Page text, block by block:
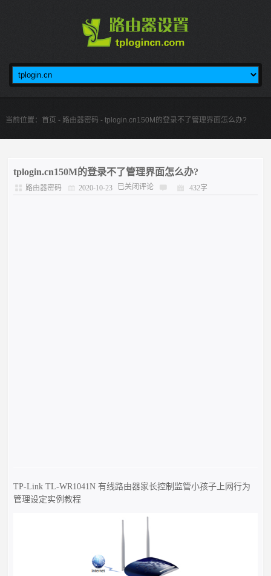
当前位置： 首页 - 路由器密码 - tplogin.cn150M的登录不了管理界面怎么办?
tplogin.cn150M的登录不了管理界面怎么办?
路由器密码 2020-10-23 已关闭评论 432字
TP-Link TL-WR1041N 有线路由器家长控制监管小孩子上网行为
管理设定实例教程